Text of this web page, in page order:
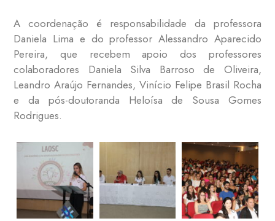
A coordenação é responsabilidade da professora
Daniela Lima e do professor Alessandro Aparecido
Pereira, que recebem apoio dos professores
colaboradores Daniela Silva Barroso de Oliveira,
Leandro Araújo Fernandes, Vinício Felipe Brasil Rocha
e da pós-doutoranda Heloísa de Sousa Gomes
Rodrigues.